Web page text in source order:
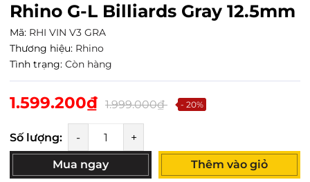
Rhino G-L Billiards Gray 12.5mm
Mã: RHI VIN V3 GRA
Thương hiệu: Rhino
Tình trạng: Còn hàng
1.599.200₫ 1.999.000₫ - 20%
Số lượng: - +
Mua ngay Thêm vào giỏ